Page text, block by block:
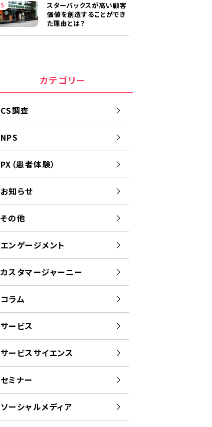
スターバックスが高い顧客
価値を創造することができ
た理由とは？
カテゴリー
CS調査
NPS
PX（患者体験）
お知らせ
その他
エンゲージメント
カスタマージャーニー
コラム
サービス
サービスサイエンス
セミナー
ソーシャルメディア